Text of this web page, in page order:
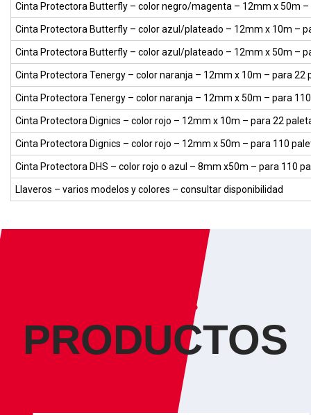
Cinta Protectora Butterfly – color negro/magenta – 12mm x 50m
Cinta Protectora Butterfly – color azul/plateado – 12mm x 10m –
Cinta Protectora Butterfly – color azul/plateado – 12mm x 50m –
Cinta Protectora Tenergy – color naranja – 12mm x 10m – para 22
Cinta Protectora Tenergy – color naranja – 12mm x 50m – para
Cinta Protectora Dignics – color rojo – 12mm x 10m – para 22
Cinta Protectora Dignics – color rojo – 12mm x 50m – para 110
Cinta Protectora DHS – color rojo o azul – 8mm x50m – para 110
Llaveros – varios modelos y colores – consultar disponibilidad
NUESTROS
PRODUCTOS